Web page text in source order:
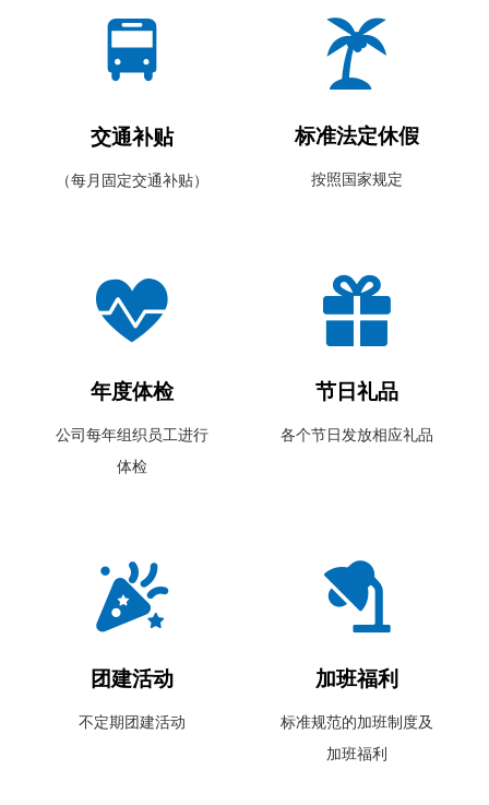
交通补贴
（每月固定交通补贴）
标准法定休假
按照国家规定
年度体检
公司每年组织员工进行
体检
节日礼品
各个节日发放相应礼品
团建活动
不定期团建活动
加班福利
标准规范的加班制度及
加班福利